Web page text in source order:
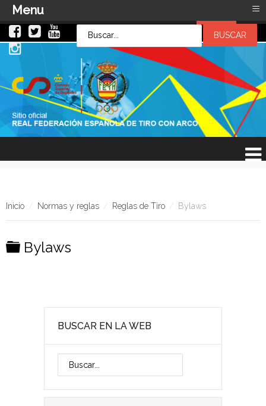
Inicio / Normas y reglas / Reglas de Tiro / Bylaws
CBylaws
BUSCAR EN LA WEB
LOG INOR
Contraseña
Recuérdeme
Menu ≡